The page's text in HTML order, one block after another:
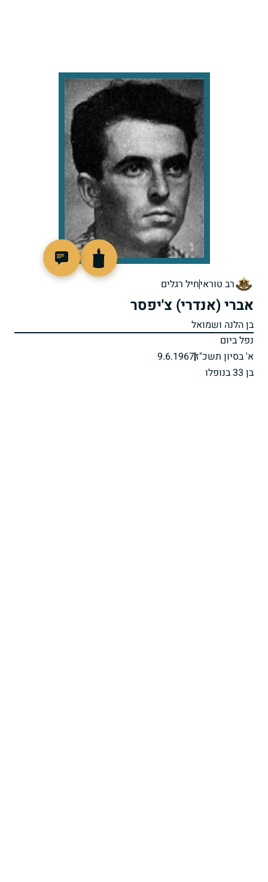
רב טוראיחיל רגלים
אברי (אנדרי) צ'יפסר
בן הלנה ושמואל
נפל ביום
א' בסיון תשכ"ז9.6.1967
בן 33 בנופלו